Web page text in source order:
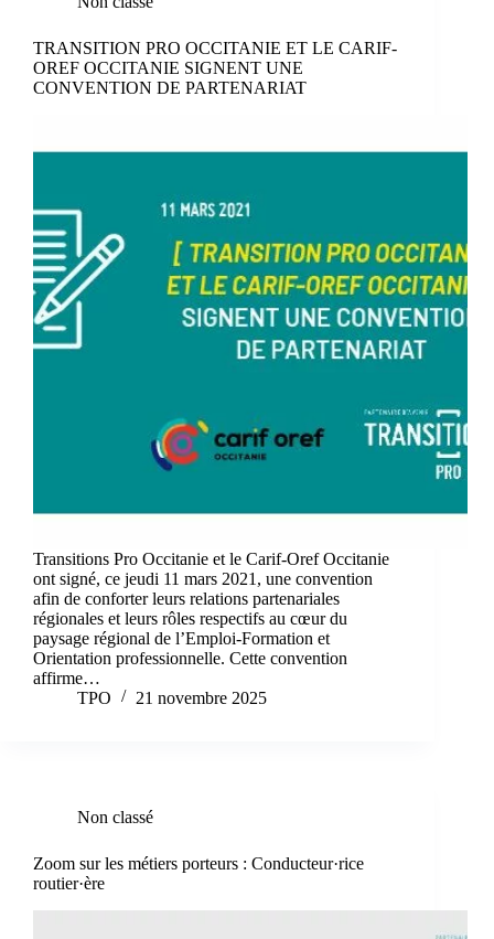
TRANSITION PRO OCCITANIE ET LE CARIF-
OREF OCCITANIE SIGNENT UNE
CONVENTION DE PARTENARIAT
Transitions Pro Occitanie et le Carif-Oref Occitanie
ont signé, ce jeudi 11 mars 2021, une convention
afin de conforter leurs relations partenariales
régionales et leurs rôles respectifs au cœur du
paysage régional de l’Emploi-Formation et
Orientation professionnelle. Cette convention
affirme…
TPO
21 novembre 2025
Non classé
Zoom sur les métiers porteurs : Conducteur·rice
routier·ère